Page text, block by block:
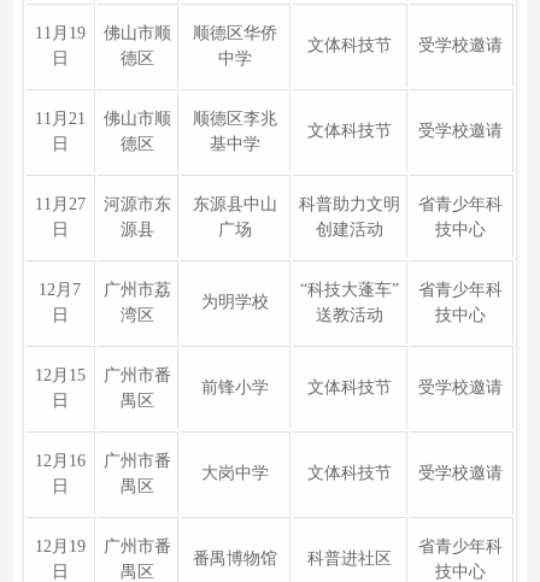
11月19
日
佛山市顺
德区
顺德区华侨
中学
文体科技节 受学校邀请
11月21
日
佛山市顺
德区
顺德区李兆
基中学
文体科技节 受学校邀请
11月27
日
河源市东
源县
东源县中山
广场
科普助力文明
创建活动
省青少年科
技中心
12月7
日
广州市荔
湾区
为明学校
“科技大蓬车”
送教活动
省青少年科
技中心
12月15
日
广州市番
禺区
前锋小学 文体科技节 受学校邀请
12月16
日
广州市番
禺区
大岗中学 文体科技节 受学校邀请
12月19
日
广州市番
禺区
番禺博物馆 科普进社区
省青少年科
技中心